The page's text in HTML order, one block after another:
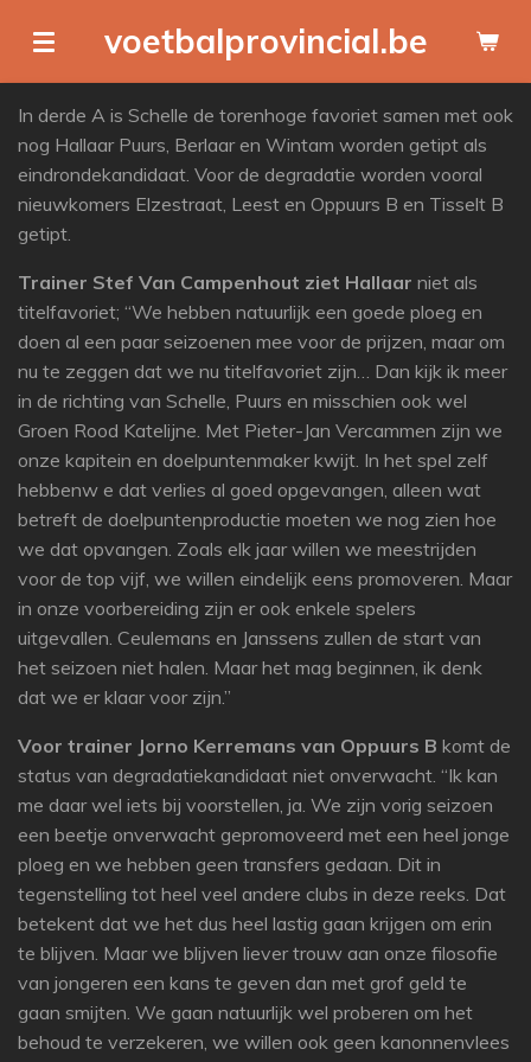
direct
naar
de
hoofdinhoud
voetbalprovincial.be
In derde A is Schelle de torenhoge favoriet samen met ook
nog Hallaar Puurs, Berlaar en Wintam worden getipt als
eindrondekandidaat. Voor de degradatie worden vooral
nieuwkomers Elzestraat, Leest en Oppuurs B en Tisselt B
getipt.
Trainer Stef Van Campenhout ziet Hallaar niet als
titelfavoriet; “We hebben natuurlijk een goede ploeg en
doen al een paar seizoenen mee voor de prijzen, maar om
nu te zeggen dat we nu titelfavoriet zijn… Dan kijk ik meer
in de richting van Schelle, Puurs en misschien ook wel
Groen Rood Katelijne. Met Pieter-Jan Vercammen zijn we
onze kapitein en doelpuntenmaker kwijt. In het spel zelf
hebbenw e dat verlies al goed opgevangen, alleen wat
betreft de doelpuntenproductie moeten we nog zien hoe
we dat opvangen. Zoals elk jaar willen we meestrijden
voor de top vijf, we willen eindelijk eens promoveren. Maar
in onze voorbereiding zijn er ook enkele spelers
uitgevallen. Ceulemans en Janssens zullen de start van
het seizoen niet halen. Maar het mag beginnen, ik denk
dat we er klaar voor zijn.”
Voor trainer Jorno Kerremans van Oppuurs B komt de
status van degradatiekandidaat niet onverwacht. “Ik kan
me daar wel iets bij voorstellen, ja. We zijn vorig seizoen
een beetje onverwacht gepromoveerd met een heel jonge
ploeg en we hebben geen transfers gedaan. Dit in
tegenstelling tot heel veel andere clubs in deze reeks. Dat
betekent dat we het dus heel lastig gaan krijgen om erin
te blijven. Maar we blijven liever trouw aan onze filosofie
van jongeren een kans te geven dan met grof geld te
gaan smijten. We gaan natuurlijk wel proberen om het
behoud te verzekeren, we willen ook geen kanonnenvlees